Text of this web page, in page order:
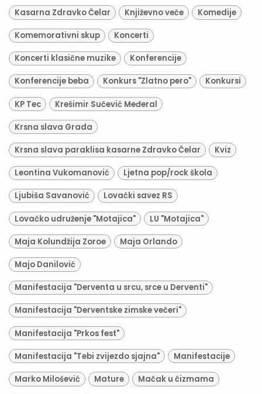
Kasarna Zdravko Čelar Književno veče Komedije
Komemorativni skup Koncerti
Koncerti klasične muzike Konferencije
Konferencije beba Konkurs "Zlatno pero" Konkursi
KP Tec Krešimir Sučević Međeral
Krsna slava Grada
Krsna slava paraklisa kasarne Zdravko Čelar Kviz
Leontina Vukomanović Ljetna pop/rock škola
Ljubiša Savanović Lovački savez RS
Lovačko udruženje "Motajica" LU "Motajica"
Maja Kolundžija Zoroe Maja Orlando
Majo Danilović
Manifestacija "Derventa u srcu, srce u Derventi"
Manifestacija "Derventske zimske večeri"
Manifestacija "Prkos fest"
Manifestacija "Tebi zvijezdo sjajna" Manifestacije
Marko Milošević Mature Mačak u čizmama